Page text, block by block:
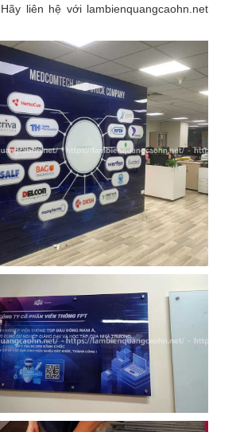
liên hệ với lambienquangcaohn.net